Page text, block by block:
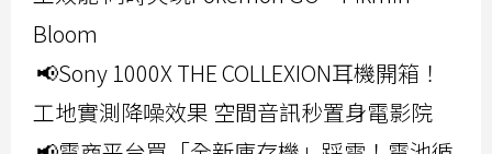
Bloom
📢Sony 1000X THE COLLEXION耳機開箱！
工地實測降噪效果 空間音訊秒置身電影院